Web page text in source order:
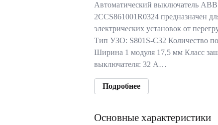
Автоматический выключатель ABB
2CCS861001R0324 предназначен
электрических установок от
Тип УЗО: S801S-C32 Количество
Ширина 1 модуля 17,5 мм Класс
выключателя: 32 А…
Подробнее
Основные характеристики